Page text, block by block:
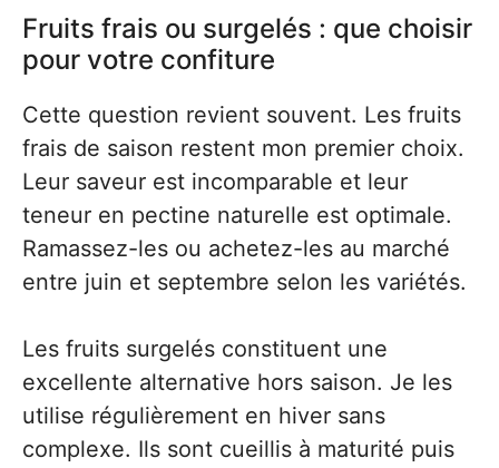
Fruits frais ou surgelés : que choisir
pour votre confiture
Cette question revient souvent. Les fruits
frais de saison restent mon premier choix.
Leur saveur est incomparable et leur
teneur en pectine naturelle est optimale.
Ramassez-les ou achetez-les au marché
entre juin et septembre selon les variétés.
Les fruits surgelés constituent une
excellente alternative hors saison. Je les
utilise régulièrement en hiver sans
complexe. Ils sont cueillis à maturité puis